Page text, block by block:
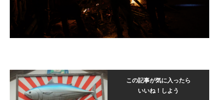
この記事が気に入ったら
いいね！しよう